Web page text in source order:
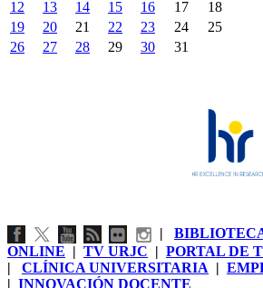
12
13 14 15 16 17
18
19
20 21 22 23 24
25
26
27 28 29 30 31
|
ONLINE | TV URJC | PORTAL DE
| CLÍNICA UNIVERSITARIA |
| INNOVACIÓN DOCENTE